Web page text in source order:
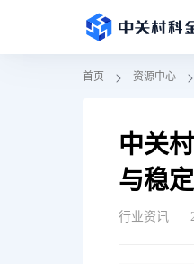
首页 资源中心
中关
与稳
行业资讯